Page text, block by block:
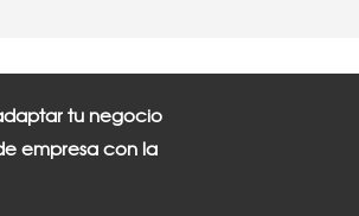
tu negocio
empresa con la